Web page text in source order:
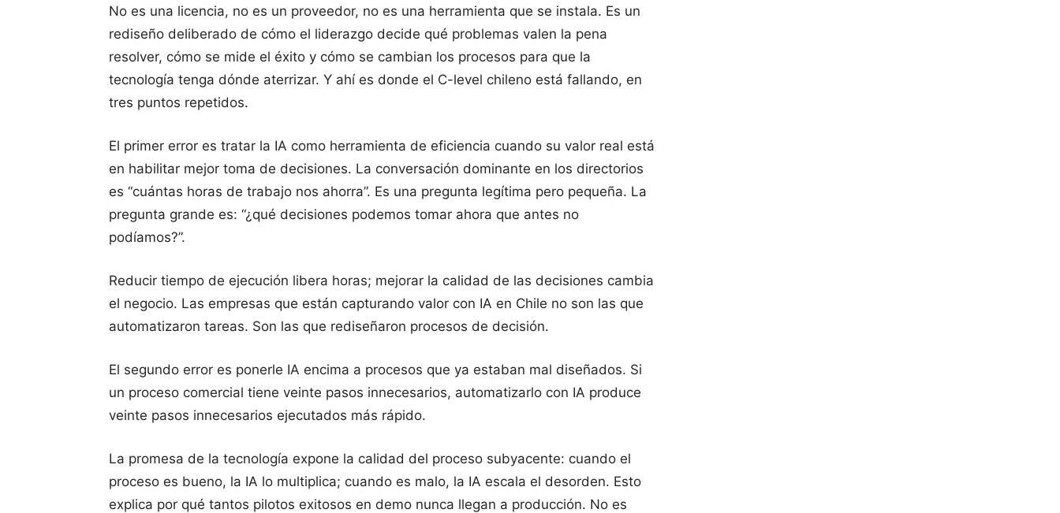
No es una licencia, no es un proveedor, no es una herramienta que se instala. Es un
rediseño deliberado de cómo el liderazgo decide qué problemas valen la pena
resolver, cómo se mide el éxito y cómo se cambian los procesos para que la
tecnología tenga dónde aterrizar. Y ahí es donde el C-level chileno está fallando, en
tres puntos repetidos.
El primer error es tratar la IA como herramienta de eficiencia cuando su valor real está
en habilitar mejor toma de decisiones. La conversación dominante en los directorios
es “cuántas horas de trabajo nos ahorra”. Es una pregunta legítima pero pequeña. La
pregunta grande es: “¿qué decisiones podemos tomar ahora que antes no
podíamos?”.
Reducir tiempo de ejecución libera horas; mejorar la calidad de las decisiones cambia
el negocio. Las empresas que están capturando valor con IA en Chile no son las que
automatizaron tareas. Son las que rediseñaron procesos de decisión.
El segundo error es ponerle IA encima a procesos que ya estaban mal diseñados. Si
un proceso comercial tiene veinte pasos innecesarios, automatizarlo con IA produce
veinte pasos innecesarios ejecutados más rápido.
La promesa de la tecnología expone la calidad del proceso subyacente: cuando el
proceso es bueno, la IA lo multiplica; cuando es malo, la IA escala el desorden. Esto
explica por qué tantos pilotos exitosos en demo nunca llegan a producción. No es